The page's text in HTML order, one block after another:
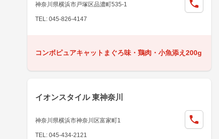
神奈川県横浜市戸塚区品濃町535-1
TEL: 045-826-4147
コンボピュアキャットまぐろ味・鶏肉・小魚添え200g
イオンスタイル 東神奈川
神奈川県横浜市神奈川区富家町1
TEL: 045-434-2121